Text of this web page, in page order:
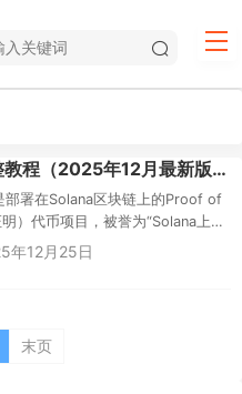
ORE挖矿完整教程（2025年12月最新版）——Solana上最公平的PoW挖矿指南
部署在Solana区块链上的Proof of
）代币项目，被誉为“Solana上的
发者Har...
年12月25日
末页